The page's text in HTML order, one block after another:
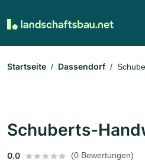
Startseite Dassendorf
Schuberts-
0.0 (0 Bewertungen)